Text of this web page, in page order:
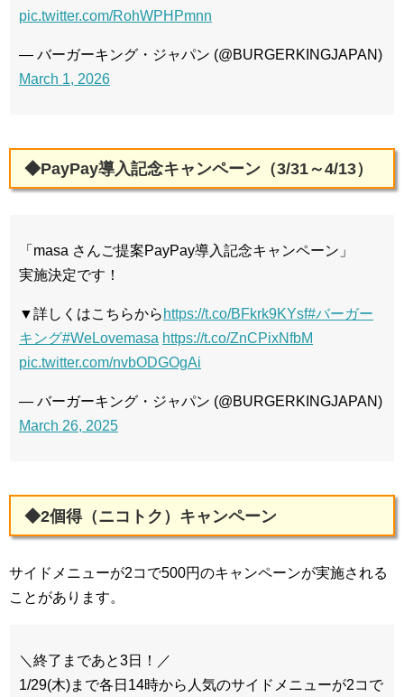
pic.twitter.com/RohWPHPmnn
— バーガーキング・ジャパン (@BURGERKINGJAPAN)
March 1, 2026
◆PayPay導入記念キャンペーン（3/31～4/13）
「masa さんご提案PayPay導入記念キャンペーン」
実施決定です！
▼詳しくはこちらから https://t.co/BFkrk9KYsf#バーガー
キング#WeLovemasa https://t.co/ZnCPixNfbM
pic.twitter.com/nvbODGOgAi
— バーガーキング・ジャパン (@BURGERKINGJAPAN)
March 26, 2025
◆2個得（ニコトク）キャンペーン
サイドメニューが2コで500円のキャンペーンが実施される
ことがあります。
＼終了まであと3日！／
1/29(木)まで各日14時から人気のサイドメニューが2コで